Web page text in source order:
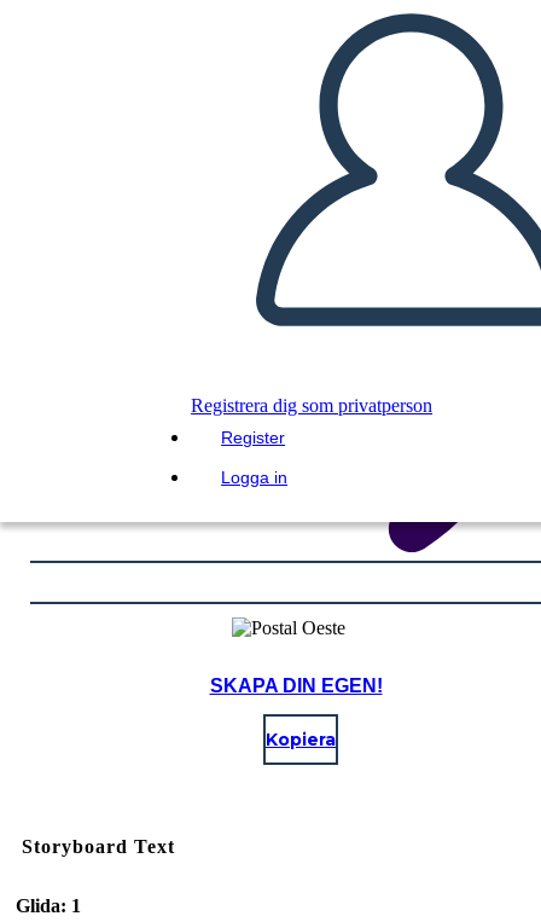
Registrera dig som privatperson
Register
Logga in
SPELA UPP BILDSPEL
LÄS FÖR MIG
SKAPA DIN EGEN!
Kopiera
Storyboard Text
Glida: 1